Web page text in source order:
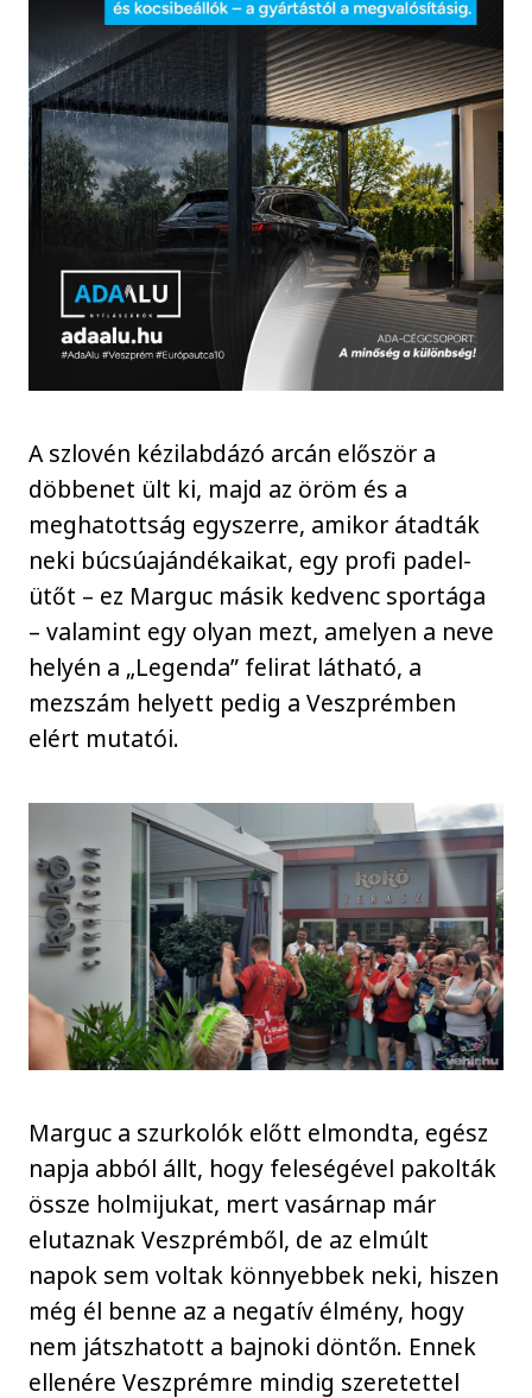
A szlovén kézilabdázó arcán először a
döbbenet ült ki, majd az öröm és a
meghatottság egyszerre, amikor átadták
neki búcsúajándékaikat, egy profi padel-
ütőt – ez Marguc másik kedvenc sportága
– valamint egy olyan mezt, amelyen a neve
helyén a „Legenda” felirat látható, a
mezszám helyett pedig a Veszprémben
elért mutatói.
Marguc a szurkolók előtt elmondta, egész
napja abból állt, hogy feleségével pakolták
össze holmijukat, mert vasárnap már
elutaznak Veszprémből, de az elmúlt
napok sem voltak könnyebbek neki, hiszen
még él benne az a negatív élmény, hogy
nem játszhatott a bajnoki döntőn. Ennek
ellenére Veszprémre mindig szeretettel